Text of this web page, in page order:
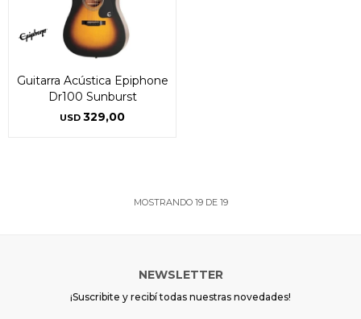
Guitarra Acústica Epiphone
Dr100 Sunburst
USD 329,00
MOSTRANDO 19DE 19
NEWSLETTER
¡Suscribite y recibí todas nuestras novedades!